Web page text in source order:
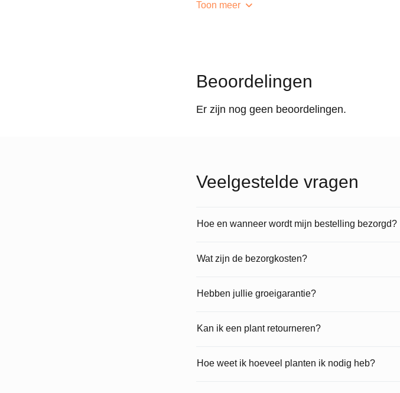
Toon meer
Beoordelingen
Er zijn nog geen beoordelingen.
Veelgestelde vragen
Hoe en wanneer wordt mijn bestelling bezorgd?
Wat zijn de bezorgkosten?
Hebben jullie groeigarantie?
Kan ik een plant retourneren?
Hoe weet ik hoeveel planten ik nodig heb?